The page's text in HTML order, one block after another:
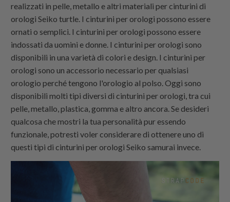
realizzati in pelle, metallo e altri materiali per cinturini di
orologi Seiko turtle. I cinturini per orologi possono essere
ornati o semplici. I cinturini per orologi possono essere
indossati da uomini e donne. I cinturini per orologi sono
disponibili in una varietà di colori e design. I cinturini per
orologi sono un accessorio necessario per qualsiasi
orologio perché tengono l'orologio al polso. Oggi sono
disponibili molti tipi diversi di cinturini per orologi, tra cui
pelle, metallo, plastica, gomma e altro ancora. Se desideri
qualcosa che mostri la tua personalità pur essendo
funzionale, potresti voler considerare di ottenere uno di
questi tipi di cinturini per orologi Seiko samurai invece.